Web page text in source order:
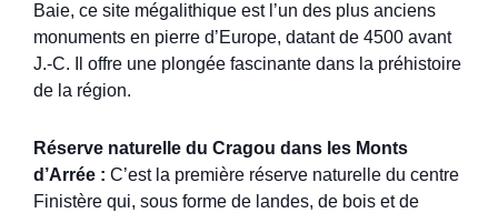
Baie, ce site mégalithique est l’un des plus anciens
monuments en pierre d’Europe, datant de 4500 avant
J.-C. Il offre une plongée fascinante dans la préhistoire
de la région.
Réserve naturelle du Cragou dans les Monts
d’Arrée : C’est la première réserve naturelle du centre
Finistère qui, sous forme de landes, de bois et de